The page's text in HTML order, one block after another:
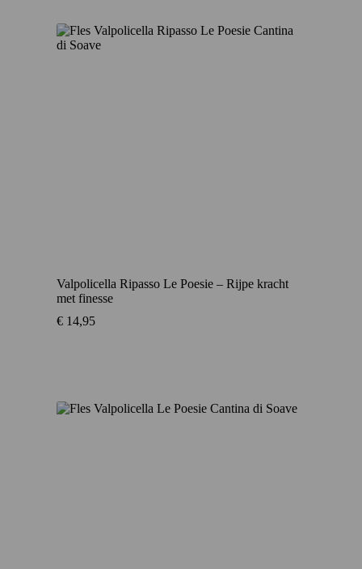
Valpolicella Ripasso Le Poesie – Rijpe kracht
met finesse
€ 14,95